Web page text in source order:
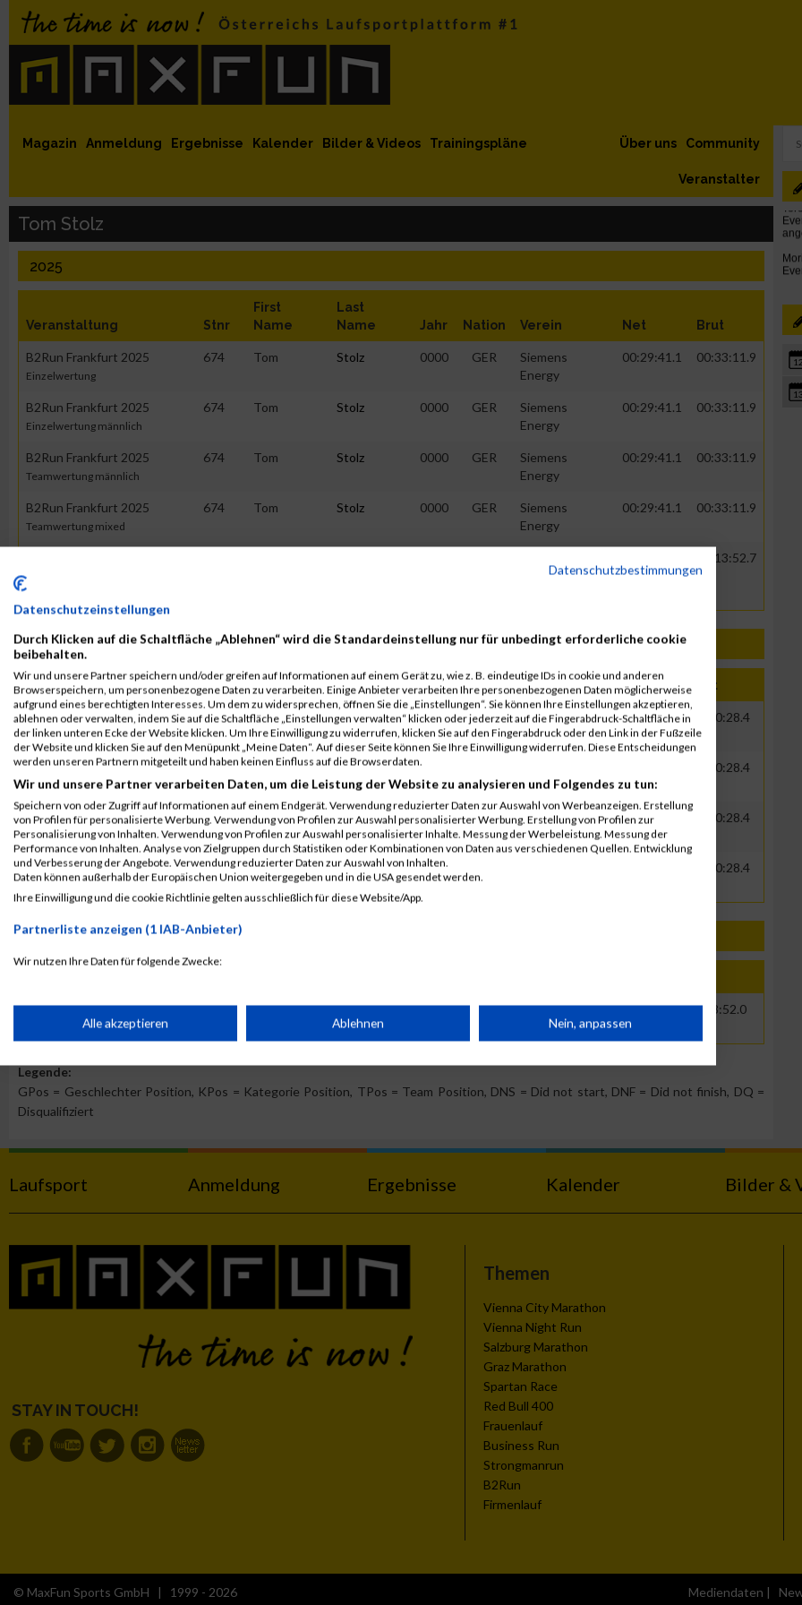
MaxFun Newsletter abonnieren
MaxFun auf Instagram
MaxFun auf Twitter
auf Youtube
auf Facebook
Magazin Anmeldung Ergebnisse Kalender Bilder & Videos Trainingspläne Community
Über uns
Veranstalter
Tom Stolz
2025
Veranstaltung Stnr
First
Name
Last
Name
Jahr Nation Verein Net Brut
B2Run Frankfurt 2025
Einzelwertung
674 Tom Stolz 0000 GER
Siemens
Energy
00:29:41.1 00:33:11.9
B2Run Frankfurt 2025
Einzelwertung männlich
674 Tom Stolz 0000 GER
Siemens
Energy
00:29:41.1 00:33:11.9
B2Run Frankfurt 2025
Teamwertung männlich
674 Tom Stolz 0000 GER
Siemens
Energy
00:29:41.1 00:33:11.9
B2Run Frankfurt 2025
Teamwertung mixed
674 Tom Stolz 0000 GER
Siemens
Energy
00:29:41.1 00:33:11.9
Samstag
Junior Marathon M13/W13
00:13:52.7
2024
Veranstaltung Stnr First Name Last Name Jahr Nation Verein Net Brut
B2Run Frankfurt 2024
Einzelwertung
873 Tom Stolz 0000 GER Siemens Energy 00:29:44.6 00:30:28.4
B2Run Frankfurt 2024
Einzelwertung männlich
873 Tom Stolz 0000 00:30:28.4
B2Run Frankfurt 2024
Teamwertung männlich
873 Tom Stolz 0000 GER Siemens Energy 00:29:44.6 00:30:28.4
B2Run Frankfurt 2024 873 Tom Stolz 0000 00:30:28.4
2023
Graz Marathon
Junior Marathon M11/W11
14558 Tom Stolz 2012 AUT 00:08:41.3 00:08:52.0
Legende:
GPos = Geschlechter Position, KPos = Kategorie Position, TPos = Team Position, DNS = Did not start, DNF = Did not finish, DQ =
Disqualifiziert
12
13
Laufsport Anmeldung Ergebnisse Kalender Bilder &
STAY IN TOUCH!
Themen
Vienna City Marathon
Vienna Night Run
Salzburg Marathon
Graz Marathon
Spartan Race
Red Bull 400
Frauenlauf
Business Run
Strongmanrun
B2Run
Firmenlauf
© MaxFun Sports GmbH | 1999 - 2026 Mediendaten |
Datenschutzbestimmungen
Datenschutzeinstellungen
Durch Klicken auf die Schaltfläche „Ablehnen“ wird die Standardeinstellung nur für unbedingt erforderliche cookie
beibehalten.
Wir und unsere Partner speichern und/oder greifen auf Informationen auf einem Gerät zu, wie z. B. eindeutige IDs in cookie und anderen
Browserspeichern, um personenbezogene Daten zu verarbeiten. Einige Anbieter verarbeiten Ihre personenbezogenen Daten möglicherweise
aufgrund eines berechtigten Interesses. Um dem zu widersprechen, öffnen Sie die „Einstellungen“. Sie können Ihre Einstellungen akzeptieren,
ablehnen oder verwalten, indem Sie auf die Schaltfläche „Einstellungen verwalten“ klicken oder jederzeit auf die Fingerabdruck-Schaltfläche in
der linken unteren Ecke der Website klicken. Um Ihre Einwilligung zu widerrufen, klicken Sie auf den Fingerabdruck oder den Link in der Fußzeile
der Website und klicken Sie auf den Menüpunkt „Meine Daten“. Auf dieser Seite können Sie Ihre Einwilligung widerrufen. Diese Entscheidungen
werden unseren Partnern mitgeteilt und haben keinen Einfluss auf die Browserdaten.
Wir und unsere Partner verarbeiten Daten, um die Leistung der Website zu analysieren und Folgendes zu tun:
Speichern von oder Zugriff auf Informationen auf einem Endgerät. Verwendung reduzierter Daten zur Auswahl von Werbeanzeigen. Erstellung
von Profilen für personalisierte Werbung. Verwendung von Profilen zur Auswahl personalisierter Werbung. Erstellung von Profilen zur
Personalisierung von Inhalten. Verwendung von Profilen zur Auswahl personalisierter Inhalte. Messung der Werbeleistung. Messung der
Performance von Inhalten. Analyse von Zielgruppen durch Statistiken oder Kombinationen von Daten aus verschiedenen Quellen. Entwicklung
und Verbesserung der Angebote. Verwendung reduzierter Daten zur Auswahl von Inhalten.
Daten können außerhalb der Europäischen Union weitergegeben und in die USA gesendet werden.
Ihre Einwilligung und die cookie Richtlinie gelten ausschließlich für diese Website/App.
Partnerliste anzeigen (1 IAB-Anbieter)
Wir nutzen Ihre Daten für folgende Zwecke:
Speichern von oder Zugriff auf Informationen auf einem Endgerät
Verwendung reduzierter Daten zur Auswahl von Werbeanzeigen
Verwendung von Profilen zur Auswahl personalisierter Werbung
Erstellung von Profilen zur Personalisierung von Inhalten
Verwendung von Profilen zur Auswahl personalisierter Inhalte
Messung der Werbeleistung
Messung der Performance von Inhalten
Analyse von Zielgruppen durch Statistiken oder Kombinationen von Daten aus
Verwendung reduzierter Daten zur Auswahl von Inhalten
Alle akzeptieren Ablehnen Nein, anpassen